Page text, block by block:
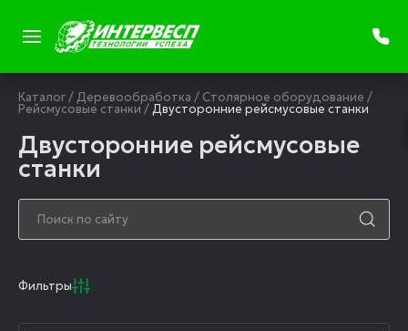
Каталог/ Деревообработка / Столярное оборудование /
Рейсмусовые станки/Двусторонние рейсмусовые станки
Двусторонние рейсмусовые
станки
Фильтры